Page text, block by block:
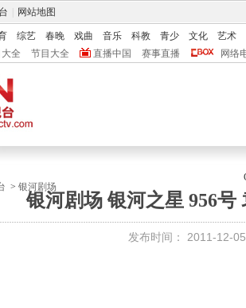
网站地图
综艺 春晚 戏曲 音乐 科教 青少 文化
艺术
全 节目大全 直播中国 赛事直播 网络
> 银河剧场
银河剧场 银河之星 956号
发布时间： 2011-12-